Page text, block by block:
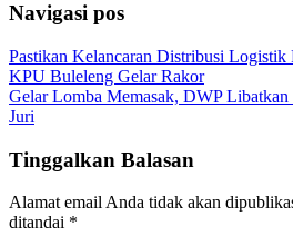
Navigasi pos
Pastikan Kelancaran Distribusi Logistik
KPU Buleleng Gelar Rakor
Gelar Lomba Memasak, DWP Libatkan
Juri
Tinggalkan Balasan
Alamat email Anda tidak akan
ditandai *